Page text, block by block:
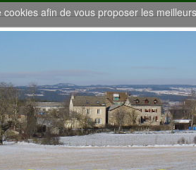
afin de vous proposer les